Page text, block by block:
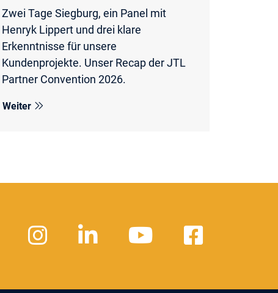
Zwei Tage Siegburg, ein Panel mit
Henryk Lippert und drei klare
Erkenntnisse für unsere
Kundenprojekte. Unser Recap der JTL
Partner Convention 2026.
Weiter